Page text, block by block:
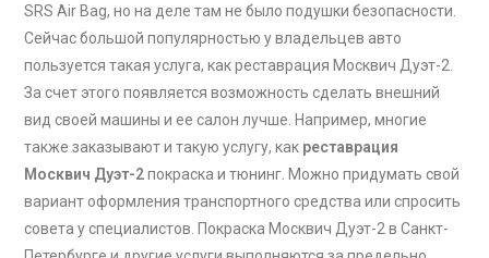
SRS Air Bag, но на деле там не было подушки безопасности.
Сейчас большой популярностью у владельцев авто
пользуется такая услуга, как реставрация Москвич Дуэт-2.
За счет этого появляется возможность сделать внешний
вид своей машины и ее салон лучше. Например, многие
также заказывают и такую услугу, как реставрация
Москвич Дуэт-2покраска и тюнинг. Можно придумать свой
вариант оформления транспортного средства или спросить
совета у специалистов. Покраска Москвич Дуэт-2 в Санкт-